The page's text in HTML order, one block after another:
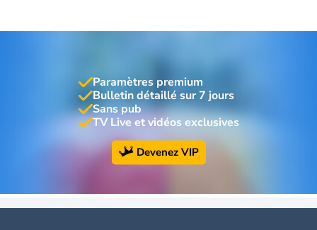
Paramètres premium
Bulletin détaillé sur 7 jours
Sans pub
TV Live et vidéos exclusives
Devenez VIP